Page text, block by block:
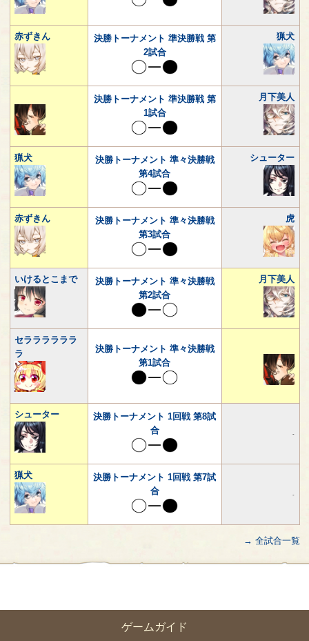
ゲームガイド
赤ずきん
決勝トーナメント 準決勝戦 第
2試合
猟犬
決勝トーナメント 準決勝戦 第
1試合
月下美人
猟犬
決勝トーナメント 準々決勝戦
第4試合
シューター
赤ずきん
決勝トーナメント 準々決勝戦
第3試合
虎
いけるとこまで
決勝トーナメント 準々決勝戦
第2試合
月下美人
セララララララ
ラ
決勝トーナメント 準々決勝戦
第1試合
シューター
決勝トーナメント 1回戦 第8試
合
-
猟犬
決勝トーナメント 1回戦 第7試
合
-
→ 全試合一覧